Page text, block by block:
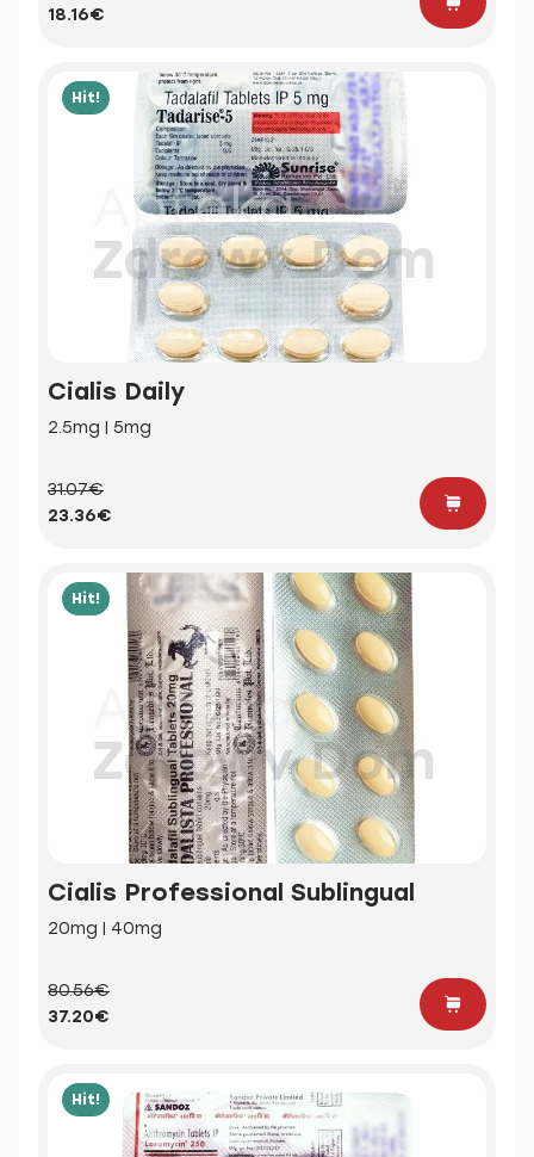
18.16€
Hit!
Cialis Daily
2.5mg | 5mg
31.07€
23.36€
Hit!
Cialis Professional Sublingual
20mg | 40mg
80.56€
37.20€
Hit!